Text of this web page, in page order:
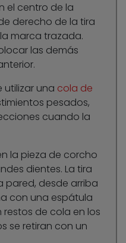
el centro de la
derecho de la tira
marca trazada.
las demás
utilizar una cola de
pesados,
cuando la
la pieza de corcho
dientes. La tira
pared, desde arriba
con una espátula
restos de cola en los
se retiran con un